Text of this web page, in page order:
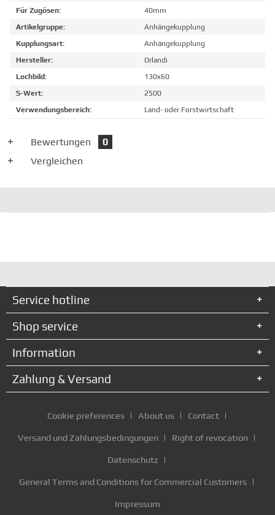
Für Zugösen:
40mm
Artikelgruppe:
Anhängekupplung
Kupplungsart:
Anhängekupplung
Hersteller:
Orlandi
Lochbild:
130x60
S-Wert:
2500
Verwendungsbereich:
Land- oder Forstwirtschaft
Bewertungen
0
Vergleichen
Service hotline
Shop service
Information
Zahlung & Versand
Cookie preferences About us Contact
Versand und Zahlungsbedingungen Right of revocation
Datenschutz
General Terms and Conditions for Commercial Customers
Impressum